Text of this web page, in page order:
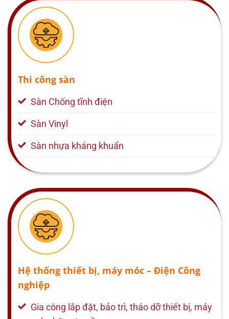
Thi công sàn
Sàn Chống tĩnh điện
Sàn Vinyl
Sàn nhựa kháng khuẩn
Hệ thống thiết bị, máy móc – Điện Công
nghiệp
Gia công lắp đặt, bảo trì, tháo dỡ thiết bị, máy